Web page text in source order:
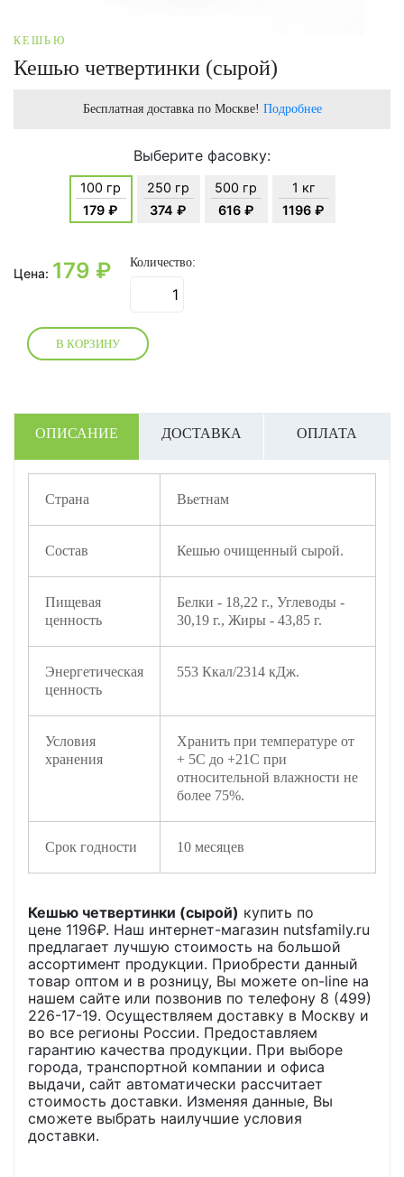
КЕШЬЮ
Кешью четвертинки (сырой)
Бесплатная доставка по Москве! Подробнее
Выберите фасовку:
100 гр
179 ₽
250 гр
374 ₽
500 гр
616 ₽
1 кг
1196 ₽
Цена: 179 ₽ Количество:
В КОРЗИНУ
ОПИСАНИЕ ДОСТАВКА ОПЛАТА
Страна Вьетнам
Состав Кешью очищенный сырой.
Пищевая
ценность
Белки - 18,22 г., Углеводы -
30,19 г., Жиры - 43,85 г.
Энергетическая
ценность
553 Ккал/2314 кДж.
Условия
хранения
Хранить при температуре от
+ 5С до +21С при
относительной влажности не
более 75%.
Срок годности 10 месяцев
Кешью четвертинки (сырой) купить по
цене 1196₽. Наш интернет-магазин nutsfamily.ru
предлагает лучшую стоимость на большой
ассортимент продукции. Приобрести данный
товар оптом и в розницу, Вы можете on-line на
нашем сайте или позвонив по телефону 8 (499)
226-17-19. Осуществляем доставку в Москву и
во все регионы России. Предоставляем
гарантию качества продукции. При выборе
города, транспортной компании и офиса
выдачи, сайт автоматически рассчитает
стоимость доставки. Изменяя данные, Вы
сможете выбрать наилучшие условия
доставки.